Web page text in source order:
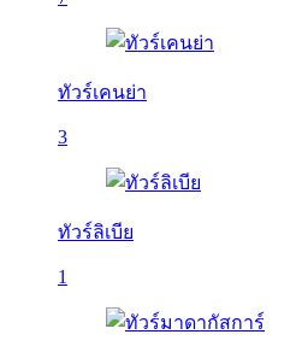
ทัวร์เคนย่า
3
ทัวร์ลิเบีย
1